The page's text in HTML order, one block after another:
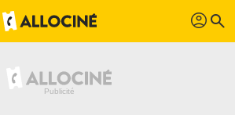
profil search